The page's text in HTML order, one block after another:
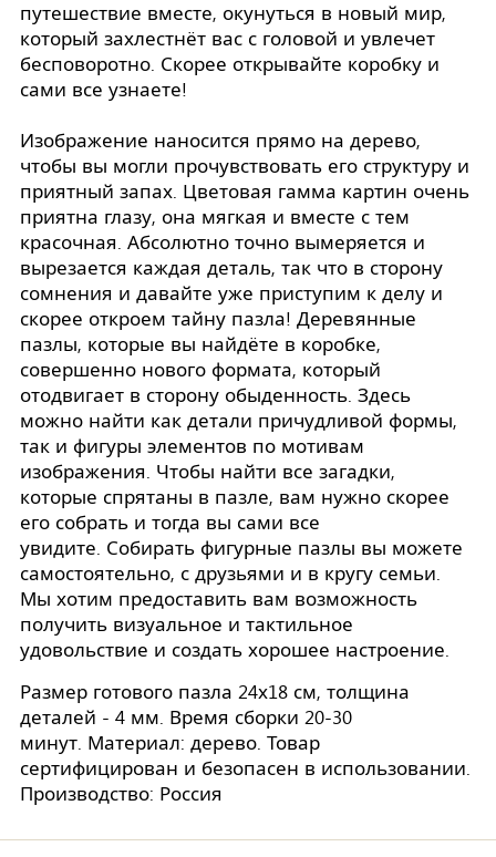
путешествие вместе, окунуться в новый мир,
который захлестнёт вас с головой и увлечет
бесповоротно. Скорее открывайте коробку и
сами все узнаете!
Изображение наносится прямо на дерево,
чтобы вы могли прочувствовать его структуру и
приятный запах. Цветовая гамма картин очень
приятна глазу, она мягкая и вместе с тем
красочная. Абсолютно точно вымеряется и
вырезается каждая деталь, так что в сторону
сомнения и давайте уже приступим к делу и
скорее откроем тайну пазла! Деревянные
пазлы, которые вы найдёте в коробке,
совершенно нового формата, который
отодвигает в сторону обыденность. Здесь
можно найти как детали причудливой формы,
так и фигуры элементов по мотивам
изображения. Чтобы найти все загадки,
которые спрятаны в пазле, вам нужно скорее
его собрать и тогда вы сами все
увидите. Собирать фигурные пазлы вы можете
самостоятельно, с друзьями и в кругу семьи.
Мы хотим предоставить вам возможность
получить визуальное и тактильное
удовольствие и создать хорошее настроение.
Размер готового пазла 24х18 см, толщина
деталей - 4 мм. Время сборки 20-30
минут. Материал: дерево. Товар
сертифицирован и безопасен в использовании.
Производство: Россия